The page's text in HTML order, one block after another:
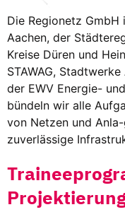
Die Regionetz
Aachen, der
Kreise Düren und
STAWAG,
der EWV Energie-
bündeln wir alle
von Netzen und
zuverlässige